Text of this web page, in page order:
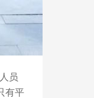
员
有平